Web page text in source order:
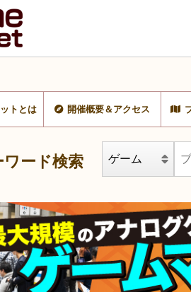
トとは 開催概要＆アクセス
ワード検索